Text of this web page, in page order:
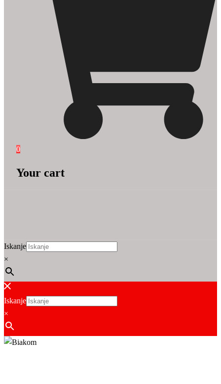
0
Your cart
Iskanje
×
Iskanje
×